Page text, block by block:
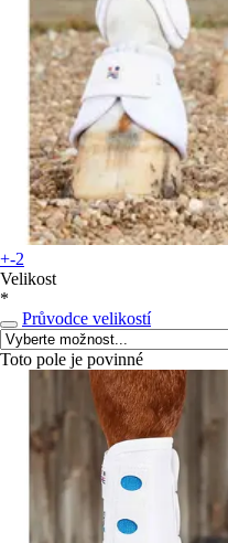
+-2
Velikost
*
Průvodce velikostí
Toto pole je povinné